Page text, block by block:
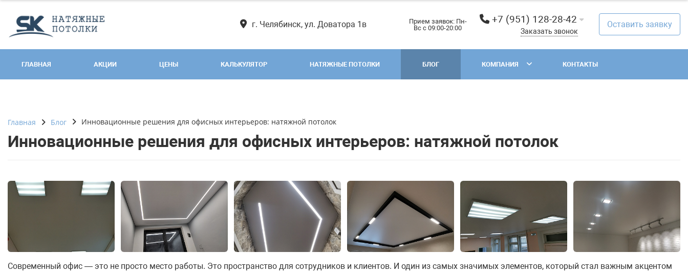
г. Челябинск, ул. Доватора 1в
Прием заявок: Пн-
Вс с 09:00-20:00
+7 (951) 128-28-42
Заказать звонок
Оставить заявку
ГЛАВНАЯ АКЦИИ ЦЕНЫ КАЛЬКУЛЯТОР НАТЯЖНЫЕ ПОТОЛКИ БЛОГ КОМПАНИЯ КОНТАКТЫ
Главная Блог Инновационные решения для офисных интерьеров: натяжной потолок
Инновационные решения для офисных интерьеров: натяжной потолок
Современный офис — это не просто место работы. Это пространство для сотрудников и клиентов. И один из самых значимых элементов, который стал важным акцентом